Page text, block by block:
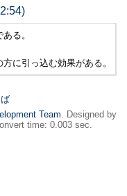
る。
Team. Designed by
time: 0.003 sec.